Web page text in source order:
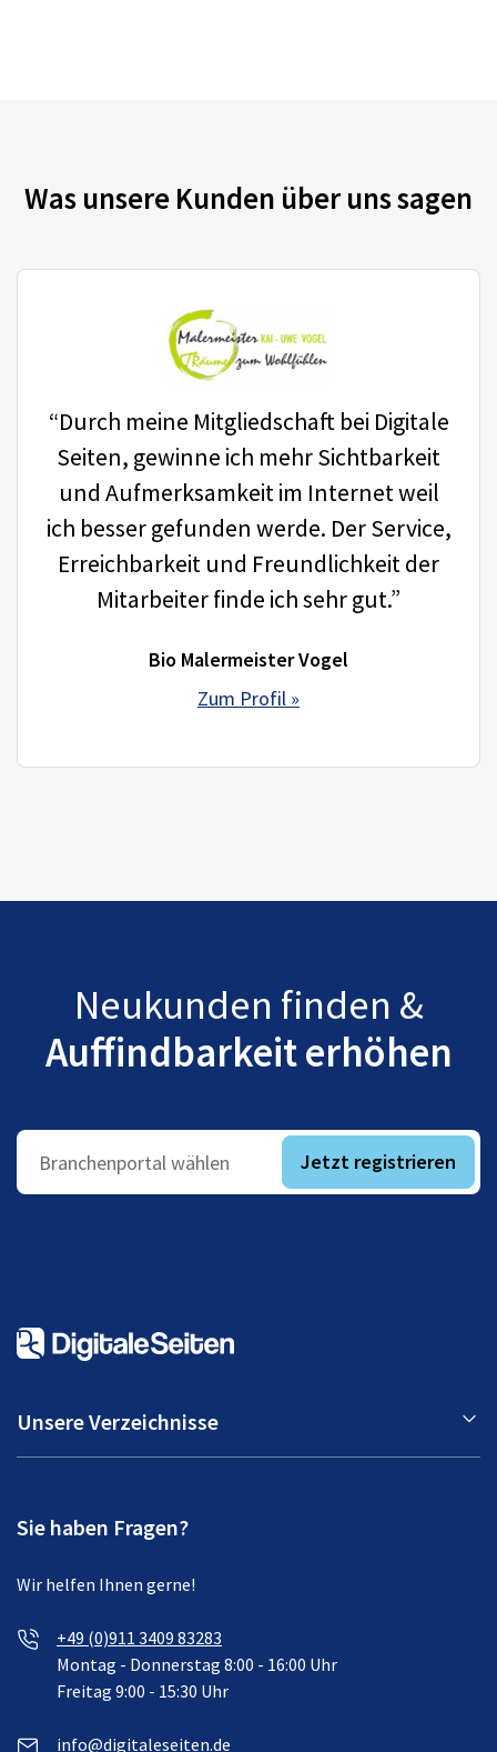
Was unsere Kunden über uns sagen
“Durch meine Mitgliedschaft bei Digitale
Seiten, gewinne ich mehr Sichtbarkeit
und Aufmerksamkeit im Internet weil
ich besser gefunden werde. Der Service,
Erreichbarkeit und Freundlichkeit der
Mitarbeiter finde ich sehr gut.”
Bio Malermeister Vogel
Zum Profil »
Neukunden finden &
Auffindbarkeit erhöhen
Branchenportal wählen Jetzt registrieren
Unsere Verzeichnisse
Sie haben Fragen?
Wir helfen Ihnen gerne!
+49 (0)911 3409 83283
Montag - Donnerstag 8:00 - 16:00 Uhr
Freitag 9:00 - 15:30 Uhr
info@digitaleseiten.de